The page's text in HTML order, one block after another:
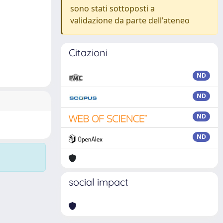
sono stati sottoposti a
validazione da parte dell'ateneo
Citazioni
ND
ND
ND
ND
social impact